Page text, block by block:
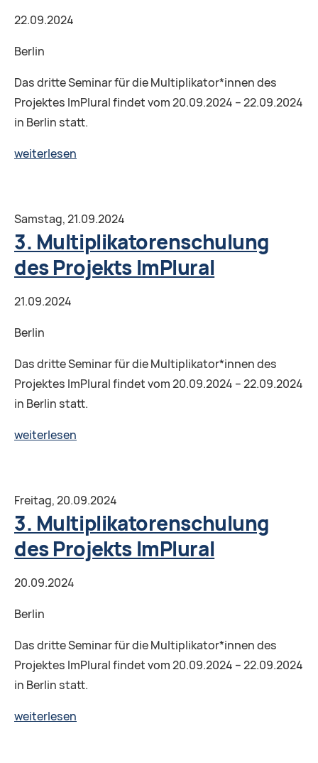
22.09.2024
Berlin
Das dritte Seminar für die Multiplikator*innen des
Projektes ImPlural findet vom 20.09.2024 – 22.09.2024
in Berlin statt.
weiterlesen
Projekts
ImPlural
Samstag,21.09.2024
3. Multiplikatorenschulung
des Projekts ImPlural
21.09.2024
Berlin
Das dritte Seminar für die Multiplikator*innen des
Projektes ImPlural findet vom 20.09.2024 – 22.09.2024
in Berlin statt.
weiterlesen
Projekts
ImPlural
Freitag,20.09.2024
3. Multiplikatorenschulung
des Projekts ImPlural
20.09.2024
Berlin
Das dritte Seminar für die Multiplikator*innen des
Projektes ImPlural findet vom 20.09.2024 – 22.09.2024
in Berlin statt.
weiterlesen